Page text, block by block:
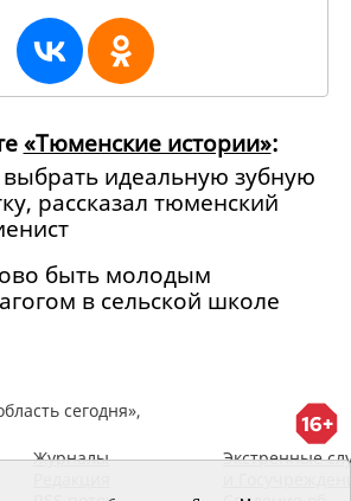
«Тюменские истории»:
выбрать идеальную зубную
рассказал тюменский
быть молодым
в сельской школе
сегодня»,
Журналы
Экстренные